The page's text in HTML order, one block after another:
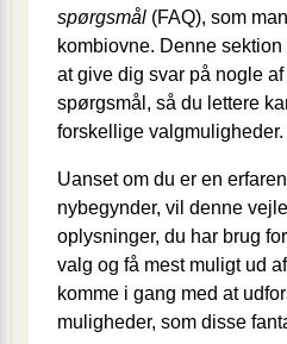
spørgsmål (FAQ), som
kombiovne. Denne
at give dig svar på nogle
spørgsmål, så du lettere
forskellige valgmuligheder.
Uanset om du er en
nybegynder, vil denne
oplysninger, du har brug
valg og få mest muligt ud
komme i gang med at
muligheder, som disse